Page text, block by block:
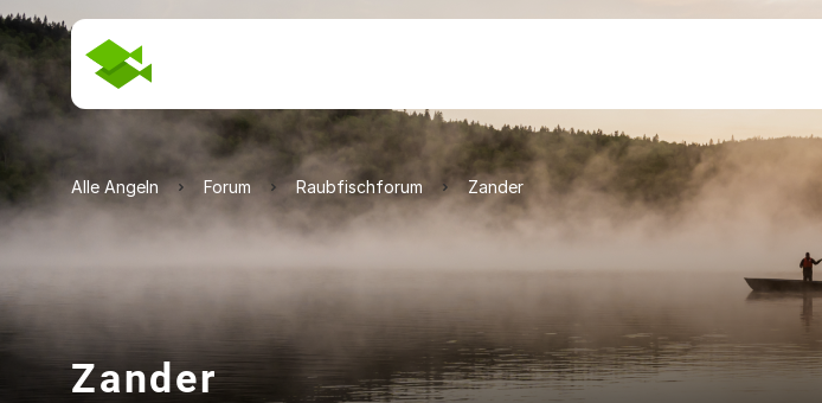
Alle Angeln Forum Raubfischforum Zander
Zander